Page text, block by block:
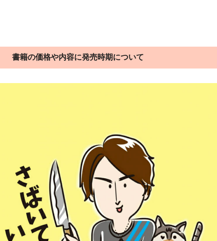
書籍の価格や内容に発売時期について